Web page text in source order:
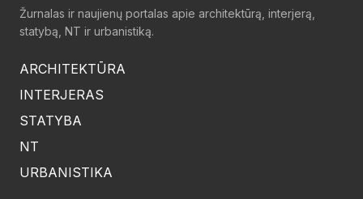
Žurnalas ir naujienų portalas apie architektūrą, interjerą,
statybą, NT ir urbanistiką.
ARCHITEKTŪRA
INTERJERAS
STATYBA
NT
URBANISTIKA